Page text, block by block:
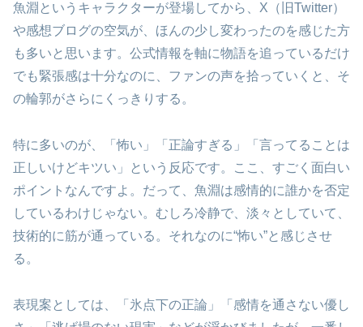
魚淵というキャラクターが登場してから、X（旧Twitter）
や感想ブログの空気が、ほんの少し変わったのを感じた方
も多いと思います。公式情報を軸に物語を追っているだけ
でも緊張感は十分なのに、ファンの声を拾っていくと、そ
の輪郭がさらにくっきりする。
特に多いのが、「怖い」「正論すぎる」「言ってることは
正しいけどキツい」という反応です。ここ、すごく面白い
ポイントなんですよ。だって、魚淵は感情的に誰かを否定
しているわけじゃない。むしろ冷静で、淡々としていて、
技術的に筋が通っている。それなのに“怖い”と感じさせ
る。
表現案としては、「氷点下の正論」「感情を通さない優し